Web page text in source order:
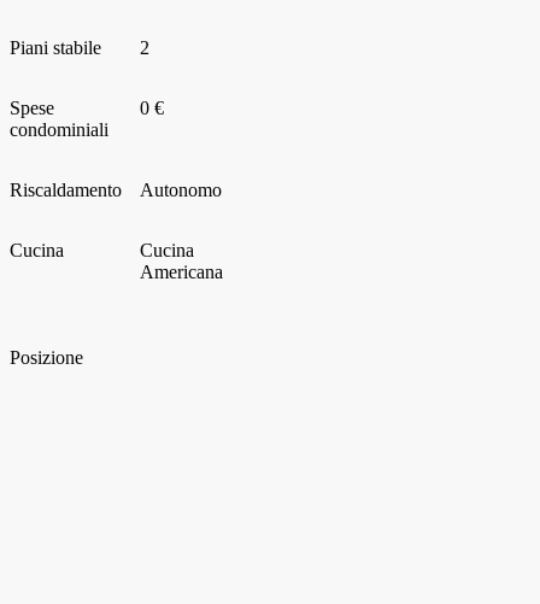
Piani stabile 2
Spese
condominiali
0 €
Riscaldamento Autonomo
Cucina
Cucina
Americana
Posizione